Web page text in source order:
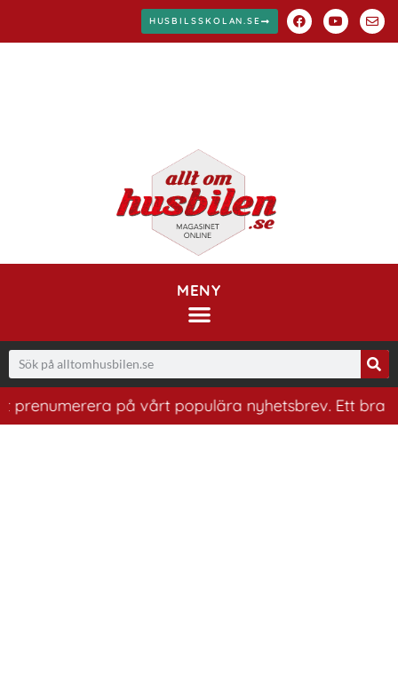
HUSBILSSKOLAN.SE
MENY
på vårt populära nyhetsbrev. Ett bra sätt